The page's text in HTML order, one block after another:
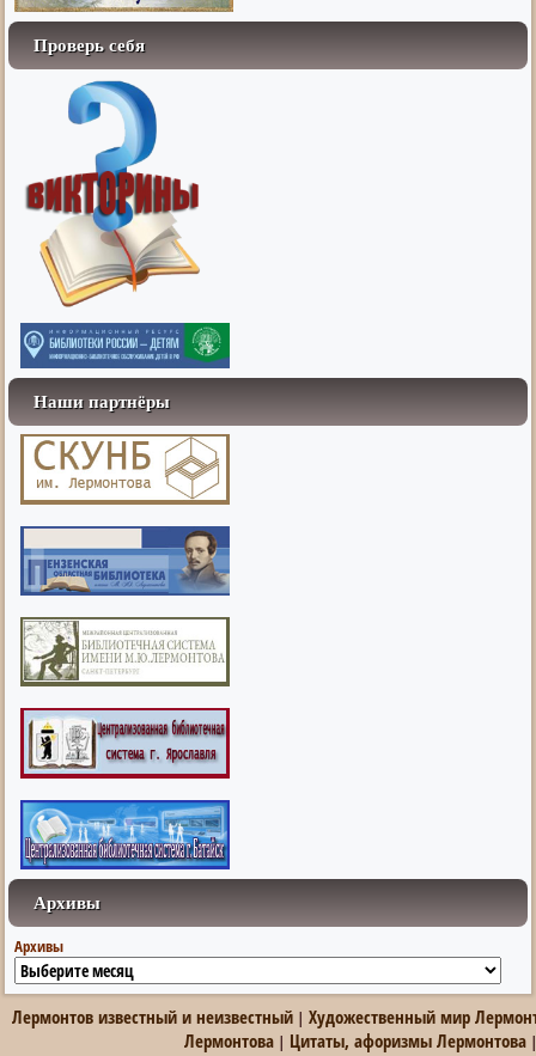
Проверь себя
Наши партнёры
Архивы
Архивы
Лермонтов известный и неизвестный |Художественный мир
Лермонтова | Цитаты, афоризмы Лермонтова